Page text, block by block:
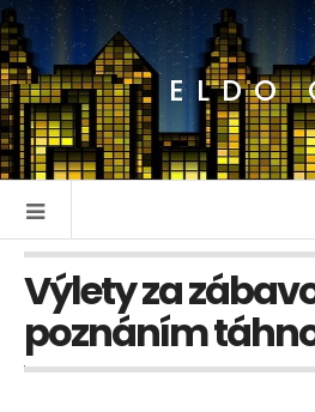
ELDO
Výlety za
poznáním